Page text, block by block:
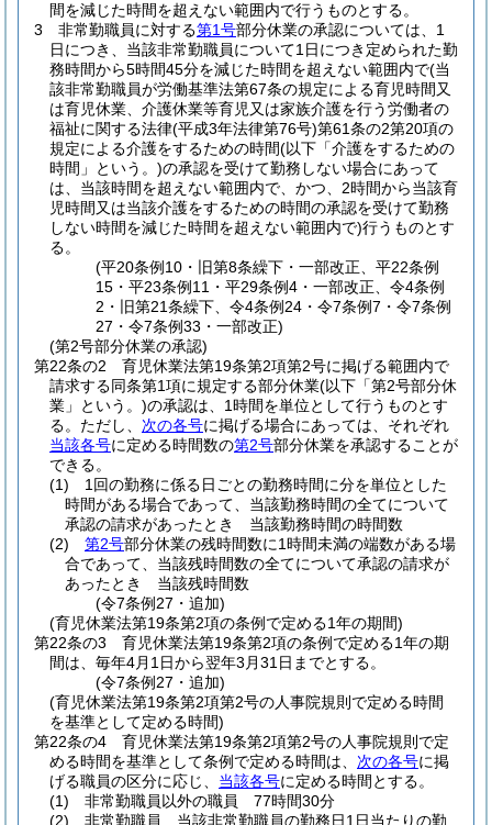
間を減じた時間を超えない範囲内で行うものとする。
3
非常勤職員に対する第1号部分休業の承認については、1
日につき、当該非常勤職員について1日につき定められた勤
務時間から5時間45分を減じた時間を超えない範囲内で(当
該非常勤職員が労働基準法第67条の規定による育児時間又
は育児休業、介護休業等育児又は家族介護を行う労働者の
福祉に関する法律(平成3年法律第76号)第61条の2第20項の
規定による介護をするための時間(以下「介護をするための
時間」という。)の承認を受けて勤務しない場合にあって
は、当該時間を超えない範囲内で、かつ、2時間から当該育
児時間又は当該介護をするための時間の承認を受けて勤務
しない時間を減じた時間を超えない範囲内で)行うものとす
る。
(平20条例10・旧第8条繰下・一部改正、平22条例
15・平23条例11・平29条例4・一部改正、令4条例
2・旧第21条繰下、令4条例24・令7条例7・令7条例
27・令7条例33・一部改正)
(第2号部分休業の承認)
第22条の2
育児休業法第19条第2項第2号に掲げる範囲内で
請求する同条第1項に規定する部分休業(以下「第2号部分休
業」という。)の承認は、1時間を単位として行うものとす
る。 ただし、 次の各号に掲げる場合にあっては、それぞれ
当該各号に定める時間数の第2号部分休業を承認することが
できる。
(1)
1回の勤務に係る日ごとの勤務時間に分を単位とした
時間がある場合であって、当該勤務時間の全てについて
承認の請求があったとき 当該勤務時間の時間数
(2)
第2号部分休業の残時間数に1時間未満の端数がある場
合であって、当該残時間数の全てについて承認の請求が
あったとき 当該残時間数
(令7条例27・追加)
(育児休業法第19条第2項の条例で定める1年の期間)
第22条の3
育児休業法第19条第2項の条例で定める1年の期
間は、毎年4月1日から翌年3月31日までとする。
(令7条例27・追加)
(育児休業法第19条第2項第2号の人事院規則で定める時間
を基準として定める時間)
第22条の4
育児休業法第19条第2項第2号の人事院規則で定
める時間を基準として条例で定める時間は、 次の各号に掲
げる職員の区分に応じ、 当該各号に定める時間とする。
(1)
非常勤職員以外の職員 77時間30分
(2)
非常勤職員 当該非常勤職員の勤務日1日当たりの勤